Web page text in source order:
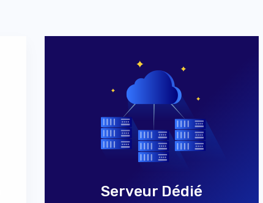
Serveur Dédié